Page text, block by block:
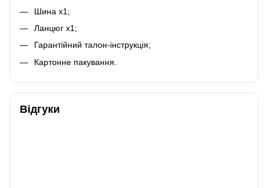
Шина х1;
Ланцюг х1;
Гарантійний талон-інструкція;
Картонне пакування.
Відгуки